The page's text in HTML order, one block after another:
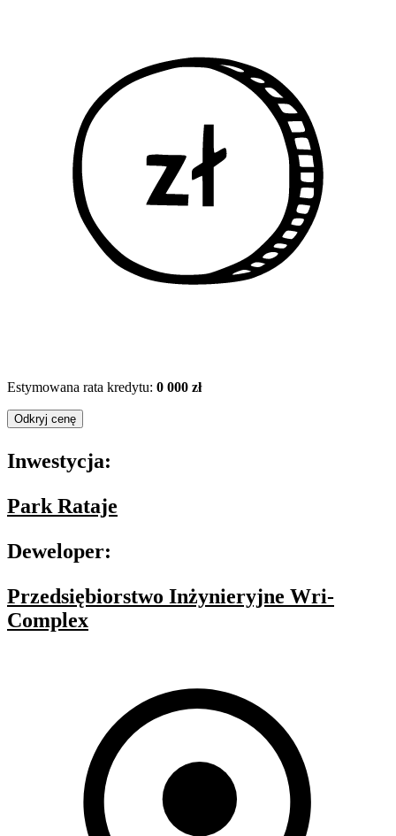
Estymowana rata kredytu: 0 000 zł
Odkryj cenę
Inwestycja:
Park Rataje
Deweloper:
Przedsiębiorstwo Inżynieryjne Wri-
Complex